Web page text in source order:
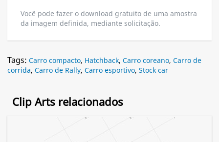
Você pode fazer o download gratuito de uma amostra
da imagem definida, mediante solicitação.
Tags: Carro compacto, Hatchback, Carro coreano, Carro de
corrida, Carro de Rally, Carro esportivo, Stock car
Clip Arts relacionados